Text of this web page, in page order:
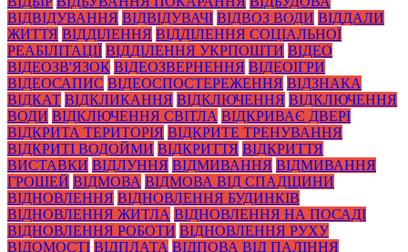
ВІДВІДУВАННЯ ВІДВІДУВАЧІ ВІДВОЗ ВОДИ ВІДДАЛИ
ЖИТТЯ ВІДДІЛЕННЯ ВІДДІЛЕННЯ СОЦІАЛЬНОЇ
РЕАБІЛІТАЦІЇ ВІДДІЛЕННЯ УКРПОШТИ ВІДЕО
ВІДЕОЗВ'ЯЗОК ВІДЕОЗВЕРНЕННЯ ВІДЕОІГРИ
ВІДЕОСАПИС ВІДЕОСПОСТЕРЕЖЕННЯ ВІДЗНАКА
ВІДКАТ ВІДКЛИКАННЯ ВІДКЛЮЧЕННЯ ВІДКЛЮЧЕННЯ
ВОДИ ВІДКЛЮЧЕННЯ СВІТЛА ВІДКРИВАЄ ДВЕРІ
ВІДКРИТА ТЕРИТОРІЯ ВІДКРИТЕ ТРЕНУВАННЯ
ВІДКРИТІ ВОДОЙМИ ВІДКРИТТЯ ВІДКРИТТЯ
ВИСТАВКИ ВІДЛУННЯ ВІДМИВАННЯ ВІДМИВАННЯ
ГРОШЕЙ ВІДМОВА ВІДМОВА ВІД СПАДЩИНИ
ВІДНОВЛЕННЯ ВІДНОВЛЕННЯ БУДИНКІВ
ВІДНОВЛЕННЯ ЖИТЛА ВІДНОВЛЕННЯ НА ПОСАДІ
ВІДНОВЛЕННЯ РОБОТИ ВІДНОВЛЕННЯ РУХУ
ВІДОМОСТІ ВІДПЛАТА ВІДПОВА ВІД ПАЛІННЯ